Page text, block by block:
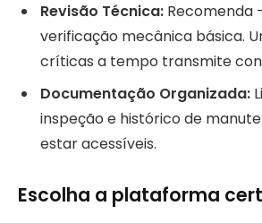
Revisão Técnica: Recomenda
verificação mecânica básica.
críticas a tempo transmite
Documentação Organizada:
inspeção e histórico de
estar acessíveis.
Escolha a plataforma